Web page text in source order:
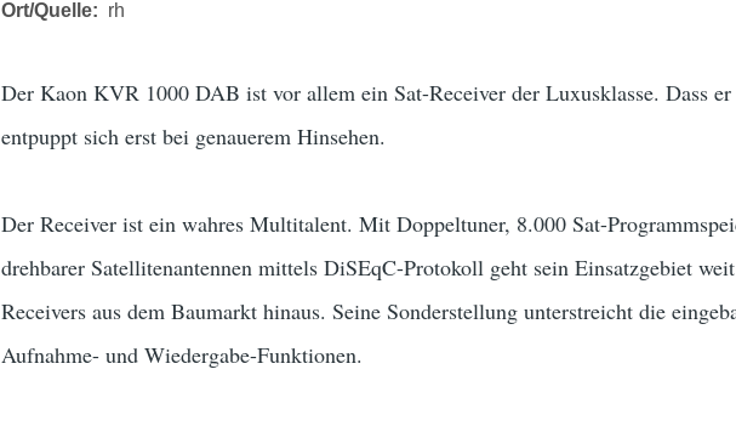
Ort/Quelle rh
Der Kaon KVR 1000 DAB ist vor allem ein Sat-Receiver der Luxusklasse. Dass
entpuppt sich erst bei genauerem Hinsehen.
Der Receiver ist ein wahres Multitalent. Mit Doppeltuner, 8.000 Sat-
drehbarer Satellitenantennen mittels DiSEqC-Protokoll geht sein Einsatzgebiet
Receivers aus dem Baumarkt hinaus. Seine Sonderstellung unterstreicht die
Aufnahme- und Wiedergabe-Funktionen.